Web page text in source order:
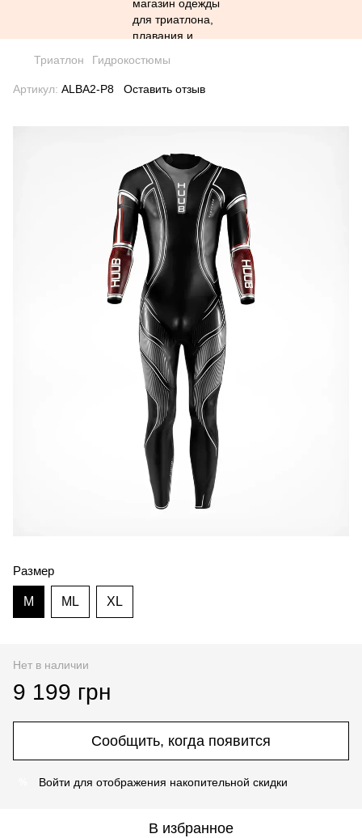
Триатлон Гидрокостюмы
Артикул: ALBA2-P8 Оставить отзыв
Размер
M ML XL
Нет в наличии
9 199 грн
Сообщить, когда появится
Войти для отображения накопительной скидки
В избранное